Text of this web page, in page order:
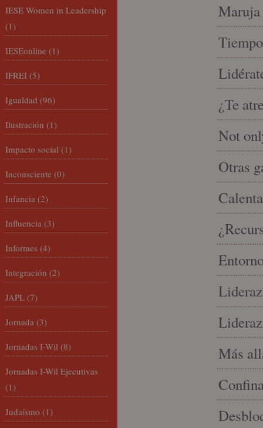
Maruja
¿Te
Not
Otras
Más
IESE Women in Leadership
(1)
IESEonline (1)
IFREI (5)
Igualdad (96)
Ilustración (1)
Impacto social (1)
Inconsciente (0)
Infancia (2)
Influencia (3)
Informes (4)
Integración (2)
JAPL (7)
Jornada (3)
Jornadas I-Wil (8)
Jornadas I-Wil Ejecutivas
(1)
Judaísmo (1)